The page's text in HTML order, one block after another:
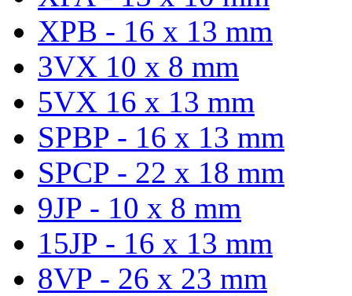
XPB - 16 x 13 mm
3VX 10 x 8 mm
5VX 16 x 13 mm
SPBP - 16 x 13 mm
SPCP - 22 x 18 mm
9JP - 10 x 8 mm
15JP - 16 x 13 mm
8VP - 26 x 23 mm